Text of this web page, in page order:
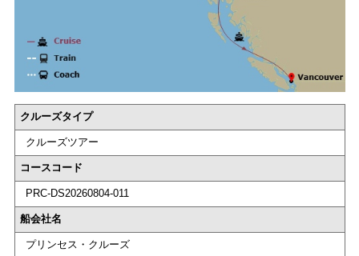
クルーズタイプ
クルーズツアー
コースコード
PRC-DS20260804-011
船会社名
プリンセス・クルーズ